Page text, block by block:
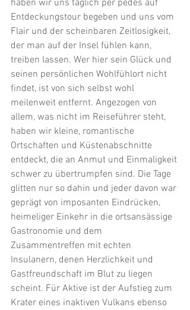
haben wir uns täglich per pedes auf
Entdeckungstour begeben und uns vom
Flair und der scheinbaren Zeitlosigkeit,
der man auf der Insel fühlen kann,
treiben lassen. Wer hier sein Glück und
seinen persönlichen Wohlfühlort nicht
findet, ist von sich selbst wohl
meilenweit entfernt. Angezogen von
allem, was nicht im Reiseführer steht,
haben wir kleine, romantische
Ortschaften und Küstenabschnitte
entdeckt, die an Anmut und Einmaligkeit
schwer zu übertrumpfen sind. Die Tage
glitten nur so dahin und jeder davon war
geprägt von imposanten Eindrücken,
heimeliger Einkehr in die ortsansässige
Gastronomie und dem
Zusammentreffen mit echten
Insulanern, denen Herzlichkeit und
Gastfreundschaft im Blut zu liegen
scheint. Für Aktive ist der Aufstieg zum
Krater eines inaktiven Vulkans ebenso